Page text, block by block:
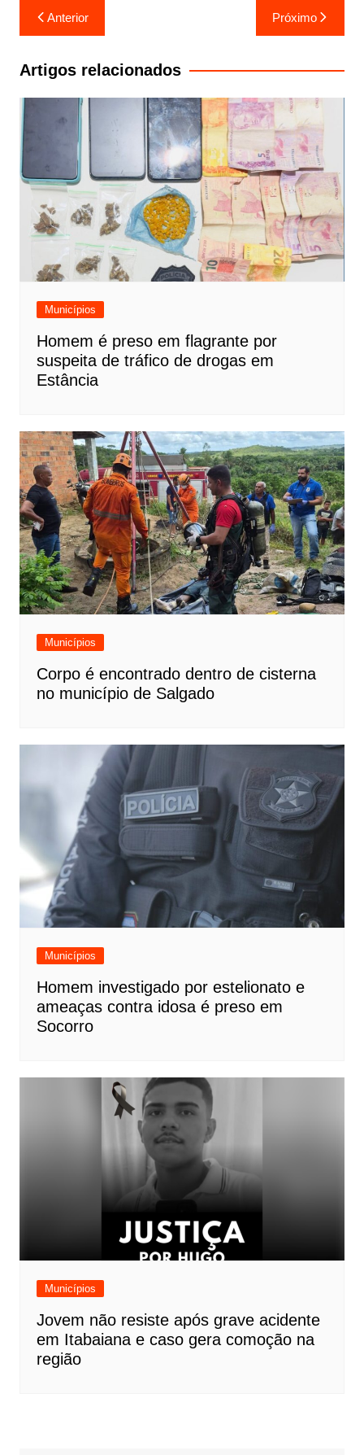
Navegação
de
Post
Anterior Próximo
Artigos relacionados
Municípios
Homem é preso em flagrante por
suspeita de tráfico de drogas em
Estância
Municípios
Corpo é encontrado dentro de cisterna
no município de Salgado
Municípios
Homem investigado por estelionato e
ameaças contra idosa é preso em
Socorro
Municípios
Jovem não resiste após grave acidente
em Itabaiana e caso gera comoção na
região